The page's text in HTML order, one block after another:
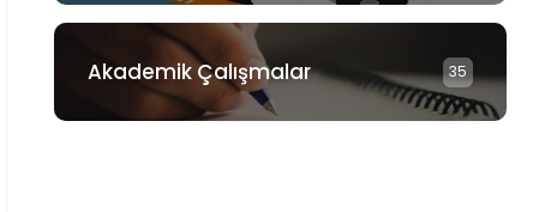
Akademik Çalışmalar 35